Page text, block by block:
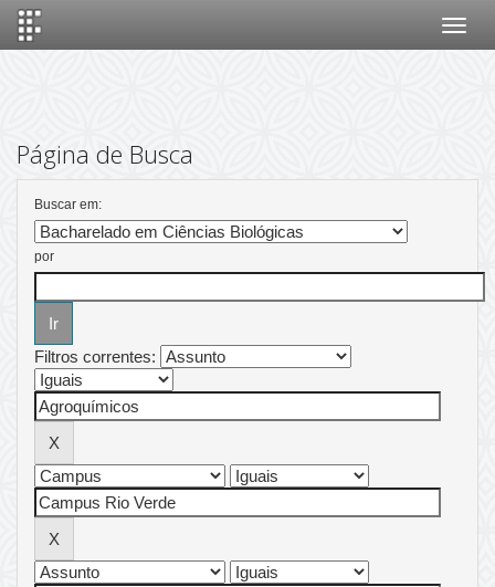
Página de Busca
Buscar em:
por
Filtros correntes: